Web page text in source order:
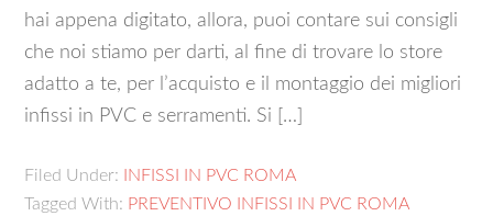
hai appena digitato, allora, puoi contare sui consigli
che noi stiamo per darti, al fine di trovare lo store
adatto a te, per l’acquisto e il montaggio dei migliori
infissi in PVC e serramenti. Si […]
Filed Under:
INFISSI IN PVC ROMA
Tagged With: PREVENTIVO INFISSI IN PVC ROMA